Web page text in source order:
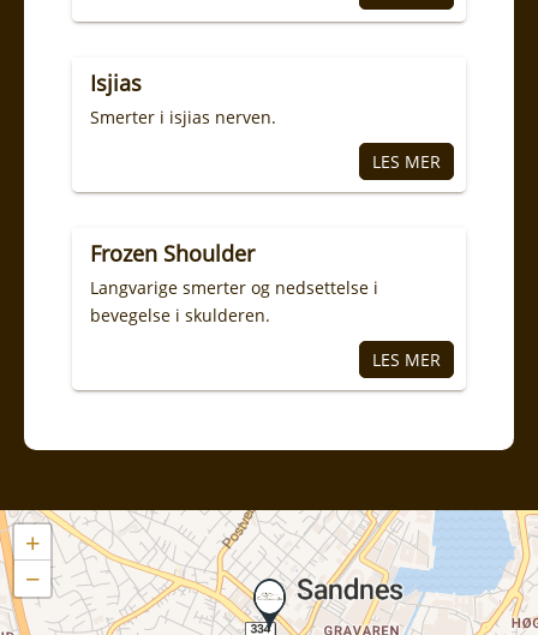
Isjias
Smerter i isjias nerven.
Frozen Shoulder
Langvarige smerter og nedsettelse i
bevegelse i skulderen.
+
−